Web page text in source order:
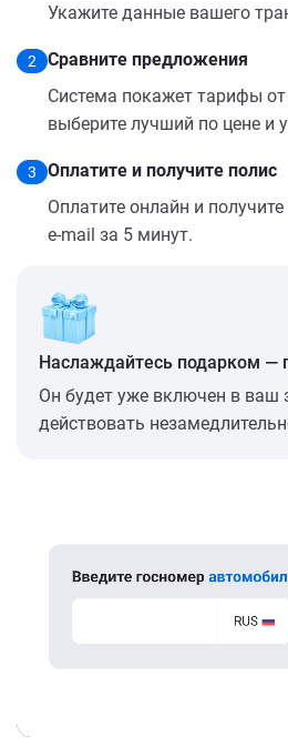
Укажите данные вашего
2
Сравните предложения
Система покажет тарифы
выберите лучший по цене и
3
Оплатите и получите полис
Оплатите онлайн и
e-mail за 5 минут.
Наслаждайтесь подарком —
Он будет уже включен в ваш
действовать